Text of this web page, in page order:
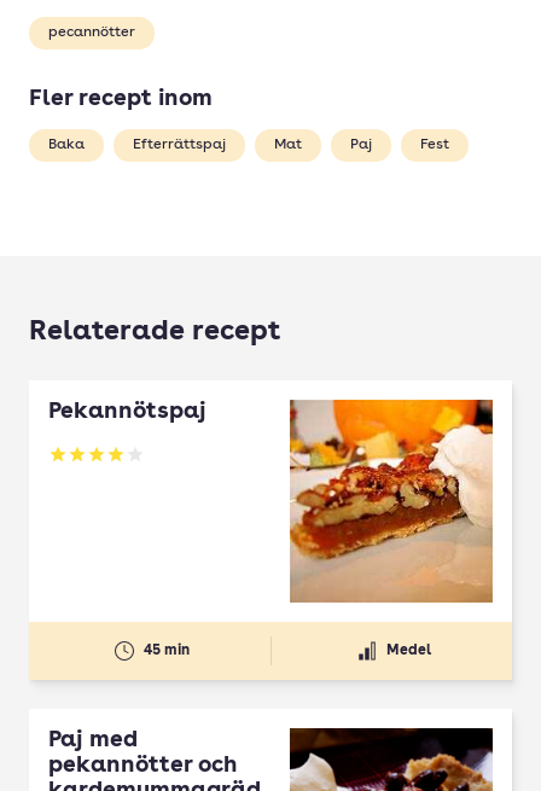
pecannötter
Fler recept inom
Baka Efterrättspaj Mat Paj Fest
Relaterade recept
Pekannötspaj
Betyg: 3.96 av 5
45 min Medel
Paj med
pekannötter och